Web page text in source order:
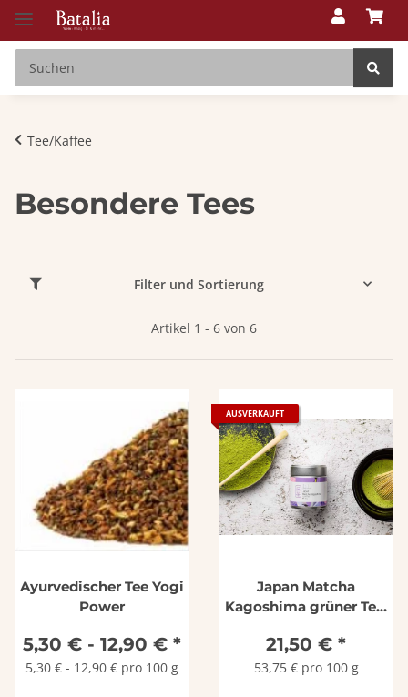
Tee/Kaffee
Besondere Tees
Filter und Sortierung
Artikel 1 - 6 von 6
Ayurvedischer Tee Yogi
Power
5,30 € - 12,90 € *
5,30 € - 12,90 € pro 100 g
AUSVERKAUFT
Japan Matcha
Kagoshima grüner Tee,
21,50 € *
53,75 € pro 100 g